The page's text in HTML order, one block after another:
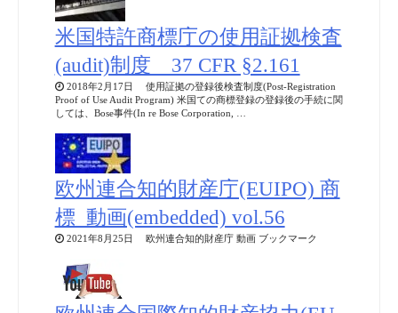
米国特許商標庁の使用証拠検査
(audit)制度 37 CFR §2.161
2018年2月17日 使用証拠の登録後検査制度(Post-Registration
Proof of Use Audit Program) 米国ての商標登録の登録後の手続に関
しては、Bose事件(In re Bose Corporation, …
欧州連合知的財産庁(EUIPO) 商
標_動画(embedded) vol.56
2021年8月25日 欧州連合知的財産庁 動画 ブックマーク